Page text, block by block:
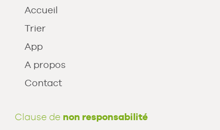
Accueil
Trier
App
A propos
Contact
Clause de non responsabilité